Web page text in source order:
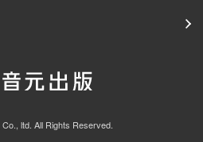
ltd. All Rights Reserved.